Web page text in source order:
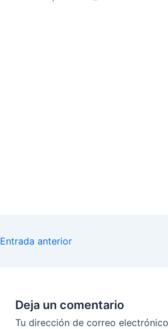
Entrada anterior
Deja un comentario
Tu dirección de correo